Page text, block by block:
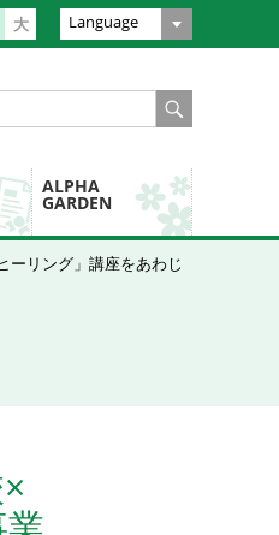
Language
大
ALPHA
GARDEN
リング」講座をあわじ